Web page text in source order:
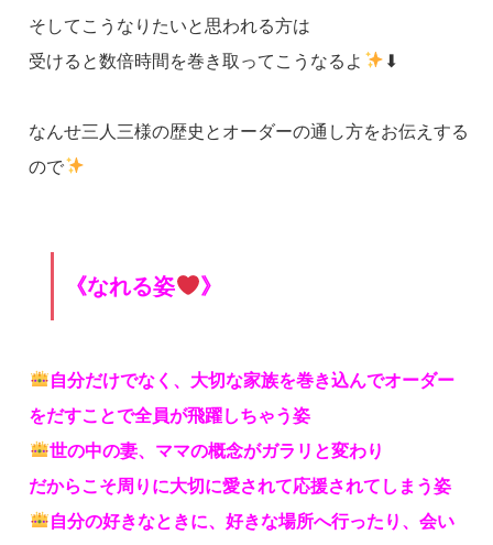
そしてこうなりたいと思われる方は
受けると数倍時間を巻き取ってこうなるよ
⬇
なんせ三人三様の歴史とオーダーの通し方をお伝えする
ので
《なれる姿 》
自分だけでなく、大切な家族を巻き込んでオーダー
をだすことで全員が飛躍しちゃう姿
世の中の妻、ママの概念がガラリと変わり
だからこそ周りに大切に愛されて応援されてしまう姿
自分の好きなときに、好きな場所へ行ったり、会い